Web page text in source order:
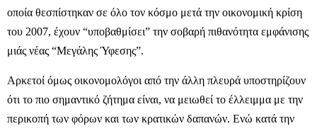
οποία θεσπίστηκαν σε όλο τον κόσμο μετά την οικονομική κρίση
του 2007, έχουν “υποβαθμίσει” την σοβαρή πιθανότητα εμφάνισης
μιάς νέας “Μεγάλης Ύφεσης”.
Αρκετοί όμως οικονομολόγοι από την άλλη πλευρά υποστηρίζουν
ότι το πιο σημαντικό ζήτημα είναι, να μειωθεί το έλλειμμα με την
περικοπή των φόρων και των κρατικών δαπανών. Ενώ κατά την